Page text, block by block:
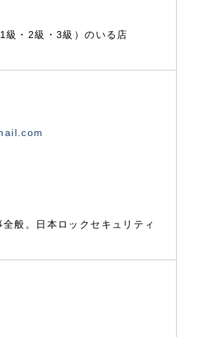
・2級・3級）のいる店
般。日本ロックセキュリティ